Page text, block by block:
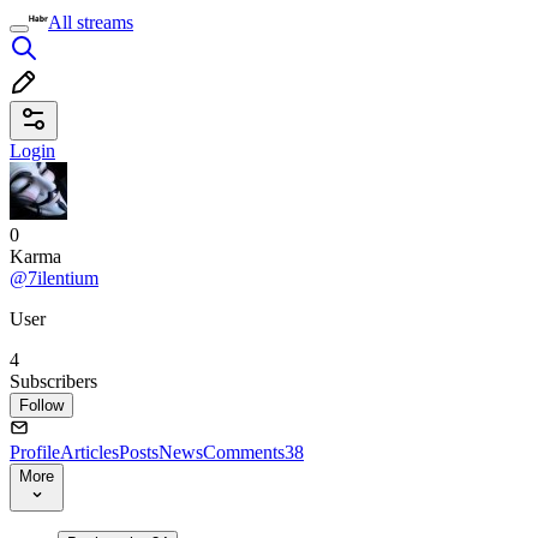
All streams
Login
0
Karma
@7ilentium
User
4
Subscribers
Follow
ProfileArticlesPostsNewsComments38
More